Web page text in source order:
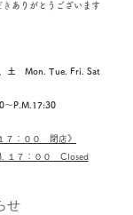
き ありがとうございます
、土 Mon. Tue. Fri. Sat
〜P.M.17:30
７：００ 閉店 》
１７：００ Closed
せ